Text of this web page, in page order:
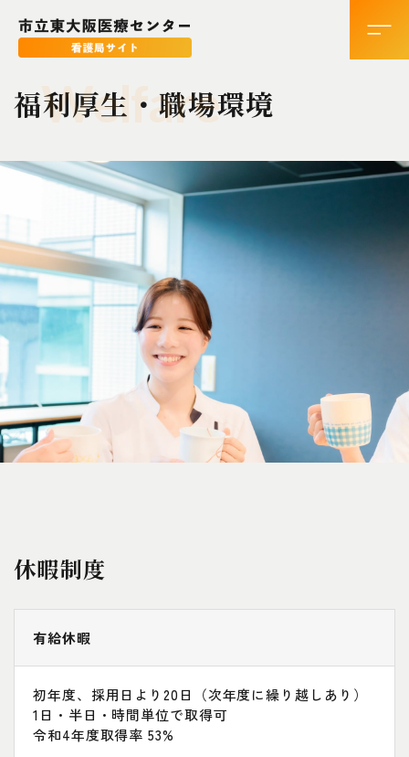
福利厚生・職場環境
Welfare
休暇制度
有給休暇
初年度、採用日より20日（次年度に繰り越しあり）
1日・半日・時間単位で取得可
令和4年度取得率 53%